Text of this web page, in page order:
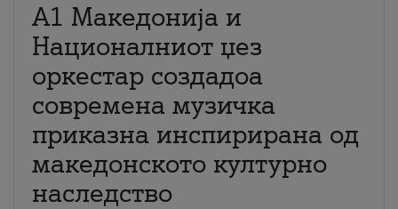
А1 Македонија и
Националниот џез
оркестар создадоа
современа музичка
приказна инспирирана од
македонското културно
наследство